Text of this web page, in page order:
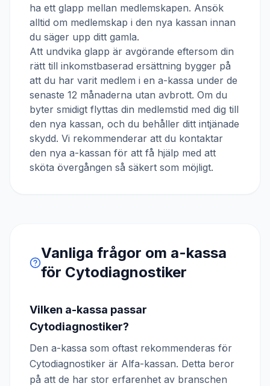
ha ett glapp mellan medlemskapen. Ansök
alltid om medlemskap i den nya kassan innan
du säger upp ditt gamla.
Att undvika glapp är avgörande eftersom din
rätt till inkomstbaserad ersättning bygger på
att du har varit medlem i en a-kassa under de
senaste 12 månaderna utan avbrott. Om du
byter smidigt flyttas din medlemstid med dig till
den nya kassan, och du behåller ditt intjänade
skydd. Vi rekommenderar att du kontaktar
den nya a-kassan för att få hjälp med att
sköta övergången så säkert som möjligt.
Vanliga frågor om a-kassa
för Cytodiagnostiker
Vilken a-kassa passar
Cytodiagnostiker?
Den a-kassa som oftast rekommenderas för
Cytodiagnostiker är Alfa-kassan. Detta beror
på att de har stor erfarenhet av branschen